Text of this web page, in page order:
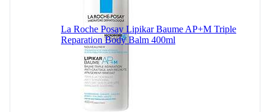
La Roche Posay Lipikar Baume AP+M Triple
Reparation Body Balm 400ml